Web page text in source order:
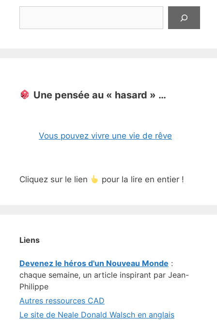
Une pensée au « hasard » …
Vous pouvez vivre une vie de rêve
Cliquez sur le lien pour la lire en entier !
Liens
Devenez le héros d'un Nouveau Monde :
chaque semaine, un article inspirant par Jean-
Philippe
Autres ressources CAD
Le site de Neale Donald Walsch en anglais